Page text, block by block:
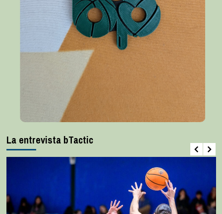
La entrevista bTactic